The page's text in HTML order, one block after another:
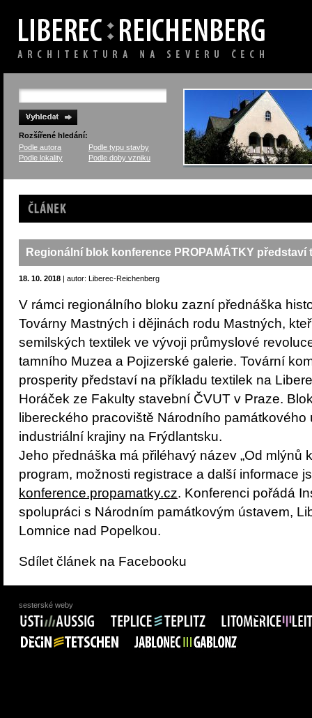
Rozšířené hledání:
Podle autora
Podle typu stavby
Podle lokality
Podle doby vzniku
Článek
Regionální blok konference PROPAMÁTKY
18. 10. 2018 | autor: Liberec-Reichenberg
V rámci regionálního bloku zazní přednáška
Továrny Mastných i dějinách rodu Mastných,
semilských textilek ve vývoji průmyslové
tamního Muzea a Pojizerské galerie. Tovární
prosperity představí na příkladu textilek na
Horáček ze Fakulty stavební ČVUT v Praze.
libereckého pracoviště Národního
industriální krajiny na Frýdlantsku.
Jeho přednáška má přiléhavý název „Od mlýnů
program, možnosti registrace a další informace
konference.propamatky.cz. Konferenci pořádá
spolupráci s Národním památkovým ústavem,
Lomnice nad Popelkou.
Sdílet článek na Facebooku
sesterské weby